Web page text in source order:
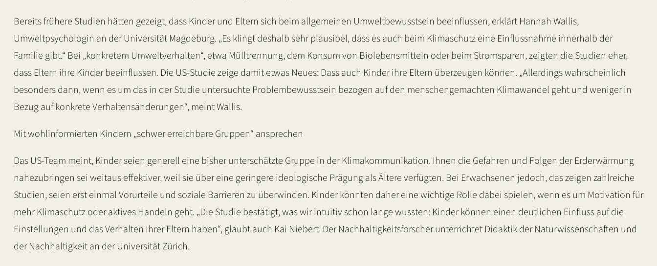
Bereits frühere Studien hätten gezeigt, dass Kinder und Eltern sich beim allgemeinen Umweltbewusstsein beeinflussen, erklärt Hannah Wallis,
Umweltpsychologin an der Universität Magdeburg. „Es klingt deshalb sehr plausibel, dass es auch beim Klimaschutz eine Einflussnahme innerhalb der
Familie gibt.“ Bei „konkretem Umweltverhalten“, etwa Mülltrennung, dem Konsum von Biolebensmitteln oder beim Stromsparen, zeigten die Studien eher,
dass Eltern ihre Kinder beeinflussen. Die US-Studie zeige damit etwas Neues: Dass auch Kinder ihre Eltern überzeugen können. „Allerdings wahrscheinlich
besonders dann, wenn es um das in der Studie untersuchte Problembewusstsein bezogen auf den menschengemachten Klimawandel geht und weniger in
Bezug auf konkrete Verhaltensänderungen“, meint Wallis.
Mit wohlinformierten Kindern „schwer erreichbare Gruppen“ ansprechen
Das US-Team meint, Kinder seien generell eine bisher unterschätzte Gruppe in der Klimakommunikation. Ihnen die Gefahren und Folgen der Erderwärmung
nahezubringen sei weitaus effektiver, weil sie über eine geringere ideologische Prägung als Ältere verfügten. Bei Erwachsenen jedoch, das zeigen zahlreiche
Studien, seien erst einmal Vorurteile und soziale Barrieren zu überwinden. Kinder könnten daher eine wichtige Rolle dabei spielen, wenn es um Motivation für
mehr Klimaschutz oder aktives Handeln geht. „Die Studie bestätigt, was wir intuitiv schon lange wussten: Kinder können einen deutlichen Einfluss auf die
Einstellungen und das Verhalten ihrer Eltern haben“, glaubt auch Kai Niebert. Der Nachhaltigkeitsforscher unterrichtet Didaktik der Naturwissenschaften und
der Nachhaltigkeit an der Universität Zürich.